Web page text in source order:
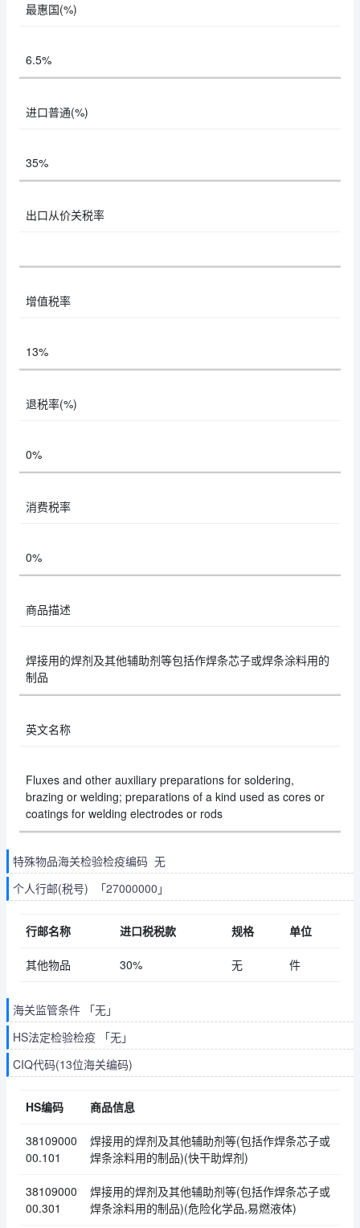
最惠国(%)
6.5%
进口普通(%)
35%
出口从价关税率
增值税率
13%
退税率(%)
0%
消费税率
0%
商品描述
焊接用的焊剂及其他辅助剂等包括作焊条芯子或焊条涂料用的
制品
英文名称
Fluxes and other auxiliary preparations for soldering,
brazing or welding; preparations of a kind used as cores or
coatings for welding electrodes or rods
特殊物品海关检验检疫编码 无
个人行邮(税号) 「27000000」
行邮名称 进口税税款 规格 单位
其他物品 30% 无 件
海关监管条件 「无」
HS法定检验检疫 「无」
CIQ代码(13位海关编码)
HS编码 商品信息
38109000
00.101
焊接用的焊剂及其他辅助剂等(包括作焊条芯子或
焊条涂料用的制品)(快干助焊剂)
38109000
00.301
焊接用的焊剂及其他辅助剂等(包括作焊条芯子或
焊条涂料用的制品)(危险化学品,易燃液体)